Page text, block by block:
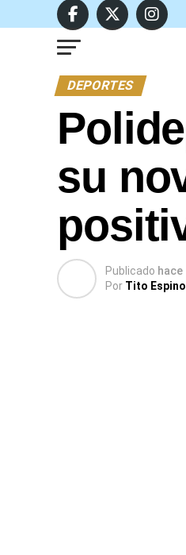
DEPORTES
su
Publicado hace
Por Tito